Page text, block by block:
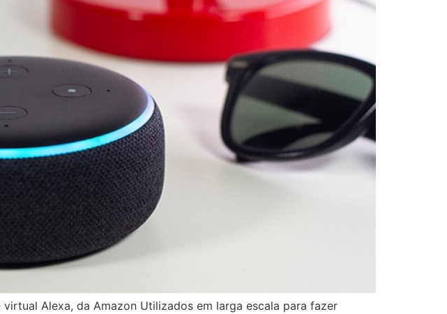
Alexa, da Amazon Utilizados em larga escala para fazer